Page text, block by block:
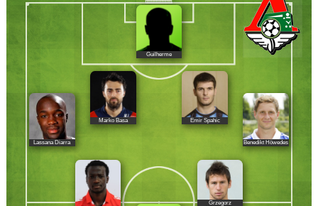
Guilherme
Lassana Diarra
Marko Basa Emir Spahic
Benedikt Höwedes
Grzegorz